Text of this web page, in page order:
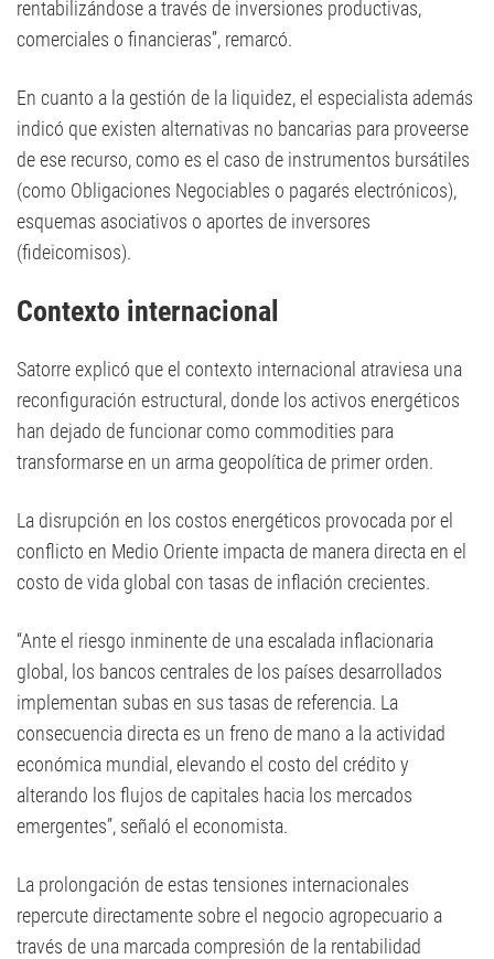
rentabilizándose a través de inversiones productivas,
comerciales o financieras”, remarcó.
En cuanto a la gestión de la liquidez, el especialista además
indicó que existen alternativas no bancarias para proveerse
de ese recurso, como es el caso de instrumentos bursátiles
(como Obligaciones Negociables o pagarés electrónicos),
esquemas asociativos o aportes de inversores
(fideicomisos).
Contexto internacional
Satorre explicó que el contexto internacional atraviesa una
reconfiguración estructural, donde los activos energéticos
han dejado de funcionar como commodities para
transformarse en un arma geopolítica de primer orden.
La disrupción en los costos energéticos provocada por el
conflicto en Medio Oriente impacta de manera directa en el
costo de vida global con tasas de inflación crecientes.
“Ante el riesgo inminente de una escalada inflacionaria
global, los bancos centrales de los países desarrollados
implementan subas en sus tasas de referencia. La
consecuencia directa es un freno de mano a la actividad
económica mundial, elevando el costo del crédito y
alterando los flujos de capitales hacia los mercados
emergentes”, señaló el economista.
La prolongación de estas tensiones internacionales
repercute directamente sobre el negocio agropecuario a
través de una marcada compresión de la rentabilidad